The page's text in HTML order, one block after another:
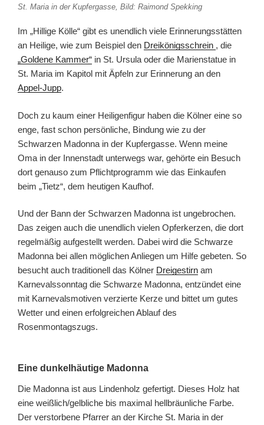
St. Maria in der Kupfergasse, Bild: Raimond Spekking
Im „Hillige Kölle“ gibt es unendlich viele Erinnerungsstätten
an Heilige, wie zum Beispiel den Dreikönigsschrein , die
„Goldene Kammer“ in St. Ursula oder die Marienstatue in
St. Maria im Kapitol mit Äpfeln zur Erinnerung an den
Appel-Jupp.
Doch zu kaum einer Heiligenfigur haben die Kölner eine so
enge, fast schon persönliche, Bindung wie zu der
Schwarzen Madonna in der Kupfergasse. Wenn meine
Oma in der Innenstadt unterwegs war, gehörte ein Besuch
dort genauso zum Pflichtprogramm wie das Einkaufen
beim „Tietz“, dem heutigen Kaufhof.
Und der Bann der Schwarzen Madonna ist ungebrochen.
Das zeigen auch die unendlich vielen Opferkerzen, die dort
regelmäßig aufgestellt werden. Dabei wird die Schwarze
Madonna bei allen möglichen Anliegen um Hilfe gebeten. So
besucht auch traditionell das Kölner Dreigestirn am
Karnevalssonntag die Schwarze Madonna, entzündet eine
mit Karnevalsmotiven verzierte Kerze und bittet um gutes
Wetter und einen erfolgreichen Ablauf des
Rosenmontagszugs.
Eine dunkelhäutige Madonna
Die Madonna ist aus Lindenholz gefertigt. Dieses Holz hat
eine weißlich/gelbliche bis maximal hellbräunliche Farbe.
Der verstorbene Pfarrer an der Kirche St. Maria in der